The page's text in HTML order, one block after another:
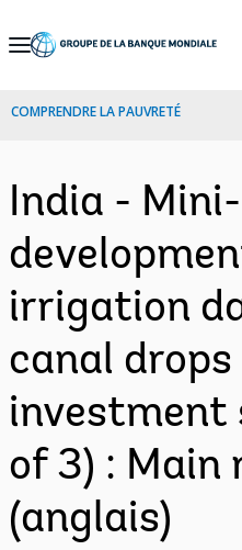
Skip
Navigation
COMPRENDRE LA PAUVRETÉ
India -
irrigation
canal drops
investment
of 3) : Main
(anglais)